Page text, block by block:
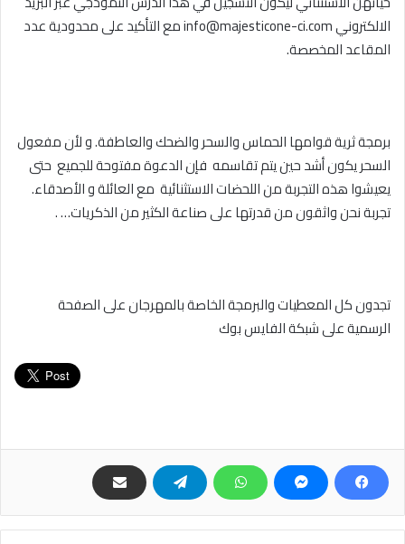
الالكتروني info@majesticone-ci.com مع التأكيد على محدودية عدد
المقاعد المخصصة.
برمجة ثرية قوامها الحماس والسحر والضحك والعاطفة. و لأن مفعول
السحر يكون أشد حين يتم تقاسمه فإن الدعوة مفتوحة للجميع حتى
يعيشوا هذه التجربة من اللحضات الاستثنائية مع العائلة و الأصدقاء.
تجربة نحن واثقون من قدرتها على صناعة الكثير من الذكريات… .
تجدون كل المعطيات والبرمجة الخاصة بالمهرجان على الصفحة
الرسمية على شبكة الفايس بوك